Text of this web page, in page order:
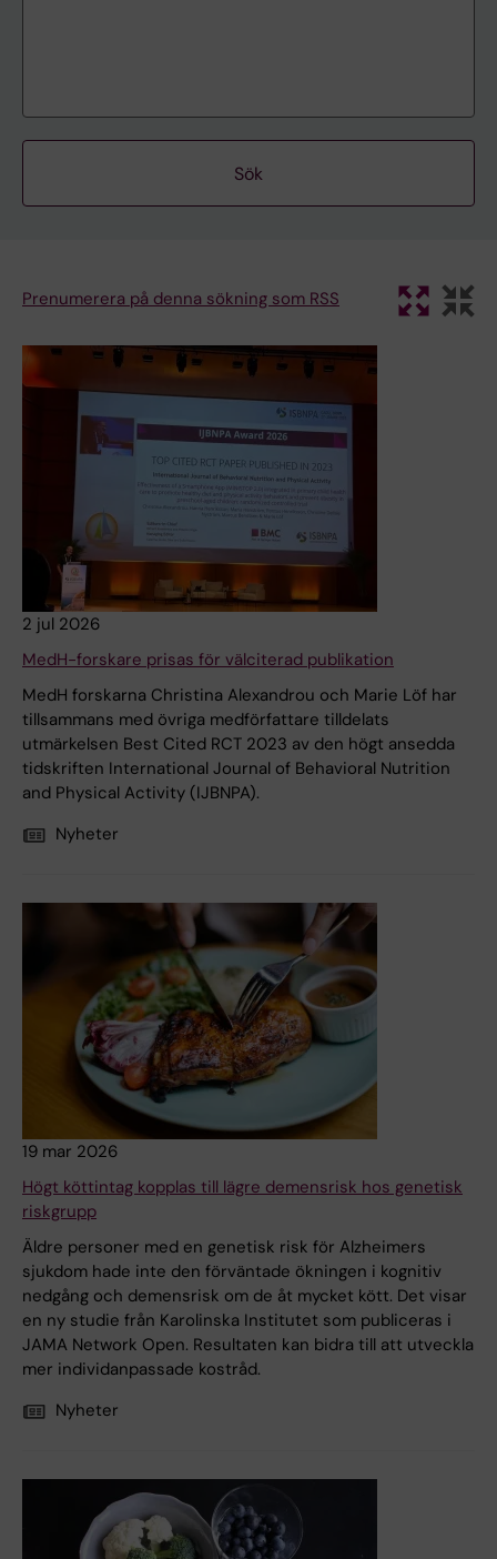
Prenumerera på denna sökning som RSS
2 jul 2026
MedH-forskare prisas för välciterad publikation
MedH forskarna Christina Alexandrou och Marie Löf har
tillsammans med övriga medförfattare tilldelats
utmärkelsen Best Cited RCT 2023 av den högt ansedda
tidskriften International Journal of Behavioral Nutrition
and Physical Activity (IJBNPA).
Nyheter
19 mar 2026
Högt köttintag kopplas till lägre demensrisk hos genetisk
riskgrupp
Äldre personer med en genetisk risk för Alzheimers
sjukdom hade inte den förväntade ökningen i kognitiv
nedgång och demensrisk om de åt mycket kött. Det visar
en ny studie från Karolinska Institutet som publiceras i
JAMA Network Open. Resultaten kan bidra till att utveckla
mer individanpassade kostråd.
Nyheter